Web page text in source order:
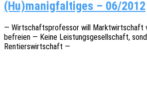
(Hu)manigfaltiges – 06/2012
— Wirt­schafts­pro­fes­sor will Markt­wirt­schaft
befrei­en — Keine Leis­tungs­ge­sell­schaft,
Rentierswirtschaft —